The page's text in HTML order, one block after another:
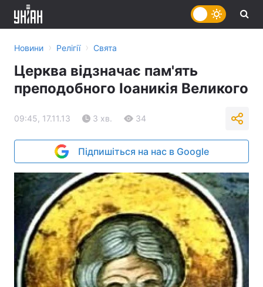
Новини › Релігії › Свята
Церква відзначає пам'ять
преподобного Іоаникія Великого
09:45, 17.11.13 3 хв. 34
Підпишіться на нас в Google